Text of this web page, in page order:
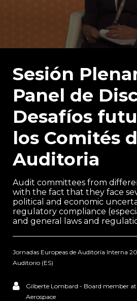
0
seconds
Sesión
Panel de
Desafíos
los Comités
Auditoria
Audit committees from
with the fact that they face
political and economic
regulatory compliance
and general laws and
Jornadas Europeas de Auditoría Interna
Auditorio (ES)
Gilberte Lombard - Board member
Aerospace